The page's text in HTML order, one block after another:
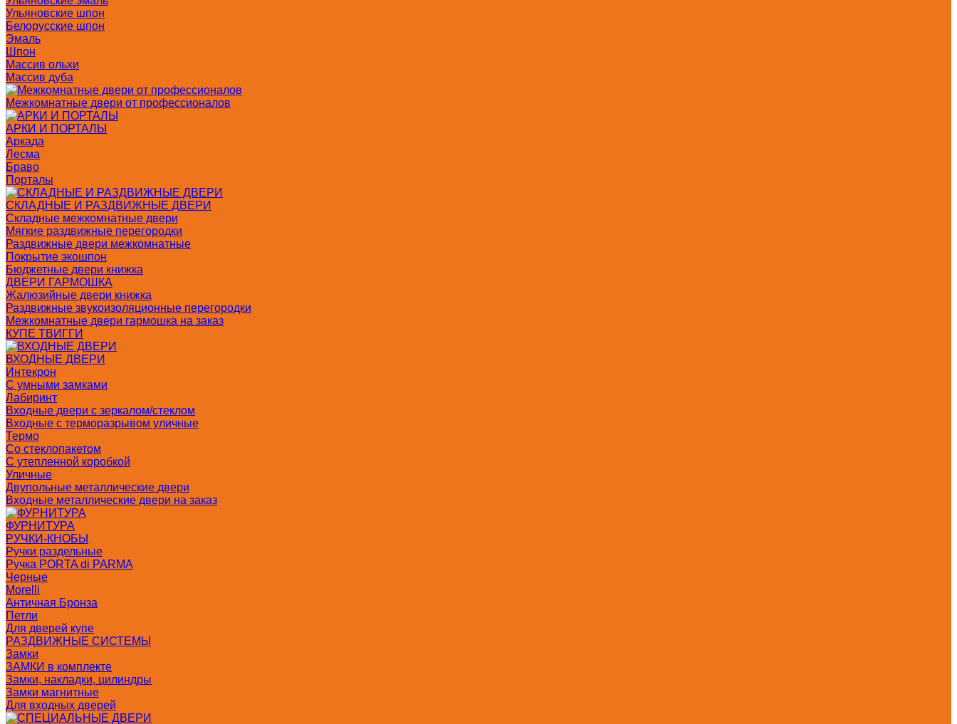
Ульяновские шпон
Белорусские шпон
Эмаль
Шпон
Массив ольхи
Массив дуба
Межкомнатные двери от профессионалов
АРКИ И ПОРТАЛЫ
Аркада
Лесма
Браво
Порталы
СКЛАДНЫЕ И РАЗДВИЖНЫЕ ДВЕРИ
Складные межкомнатные двери
Мягкие раздвижные перегородки
Раздвижные двери межкомнатные
Покрытие экошпон
Бюджетные двери книжка
ДВЕРИ ГАРМОШКА
Жалюзийные двери книжка
Раздвижные звукоизоляционные перегородки
Межкомнатные двери гармошка на заказ
КУПЕ ТВИГГИ
ВХОДНЫЕ ДВЕРИ
Интекрон
С умными замками
Лабиринт
Входные двери с зеркалом/стеклом
Входные с терморазрывом уличные
Термо
Со стеклопакетом
С утепленной коробкой
Уличные
Двупольные металлические двери
Входные металлические двери на заказ
ФУРНИТУРА
РУЧКИ-КНОБЫ
Ручки раздельные
Ручка PORTA di PARMA
Черные
Morelli
Античная Бронза
Петли
Для дверей купе
РАЗДВИЖНЫЕ СИСТЕМЫ
Замки
ЗАМКИ в комплекте
Замки, накладки, цилиндры
Замки магнитные
Для входных дверей